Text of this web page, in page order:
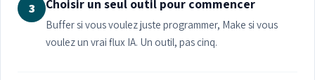
3 Choisir un seul outil pour commencer
Buffer si vous voulez juste programmer, Make si vous
voulez un vrai flux IA. Un outil, pas cinq.